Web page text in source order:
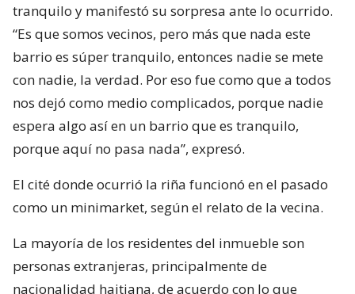
tranquilo y manifestó su sorpresa ante lo ocurrido.
“Es que somos vecinos, pero más que nada este
barrio es súper tranquilo, entonces nadie se mete
con nadie, la verdad. Por eso fue como que a todos
nos dejó como medio complicados, porque nadie
espera algo así en un barrio que es tranquilo,
porque aquí no pasa nada”, expresó.
El cité donde ocurrió la riña funcionó en el pasado
como un minimarket, según el relato de la vecina.
La mayoría de los residentes del inmueble son
personas extranjeras, principalmente de
nacionalidad haitiana, de acuerdo con lo que